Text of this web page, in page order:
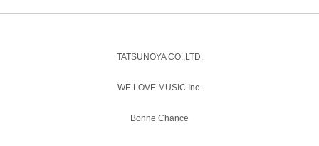
TATSUNOYA CO.,LTD.
WE LOVE MUSIC Inc.
Bonne Chance